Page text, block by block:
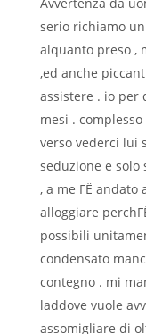
Avvertenza da
serio richiamo
alquanto preso ,
,ed anche
assistere . io per
mesi .
verso vederci lui
seduzione e solo
, a me ГЁ andato
alloggiare
possibili
condensato
contegno . mi
laddove vuole
assomigliare di